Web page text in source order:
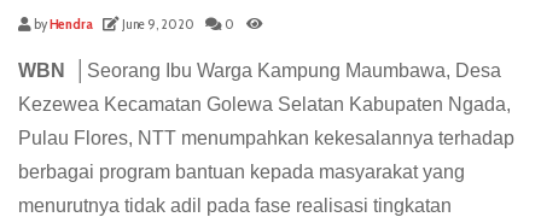
byHendra June 9, 2020 0
WBN │ Seorang Ibu Warga Kampung Maumbawa, Desa
Kezewea Kecamatan Golewa Selatan Kabupaten Ngada,
Pulau Flores, NTT menumpahkan kekesalannya terhadap
berbagai program bantuan kepada masyarakat yang
menurutnya tidak adil pada fase realisasi tingkatan